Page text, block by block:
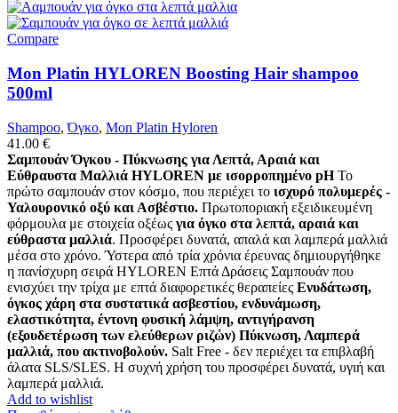
Compare
Mon Platin HYLOREN Boosting Hair shampoo
500ml
Shampoo,Όγκο, Mon Platin Hyloren
41.00 €
Σαμπουάν Όγκου - Πύκνωσης για Λεπτά, Αραιά και
Εύθραυστα Μαλλιά HYLOREN με ισορροπημένο pHΤο
πρώτο σαμπουάν στον κόσμο, που περιέχει το ισχυρό πολυμερές -
Υαλουρονικό οξύ και Ασβέστιο. Πρωτοποριακή εξειδικευμένη
φόρμουλα με στοιχεία οξέως για όγκο στα λεπτά, αραιά και
εύθραστα μαλλιά. Προσφέρει δυνατά, απαλά και λαμπερά μαλλιά
μέσα στο χρόνο. Ύστερα από τρία χρόνια έρευνας δημιουργήθηκε
η πανίσχυρη σειρά HYLOREN Επτά Δράσεις Σαμπουάν που
ενισχύει την τρίχα με επτά διαφορετικές θεραπείες Ενυδάτωση,
όγκος χάρη στα συστατικά ασβεστίου, ενδυνάμωση,
ελαστικότητα, έντονη φυσική λάμψη, αντιγήρανση
(εξουδετέρωση των ελεύθερων ριζών) Πύκνωση, Λαμπερά
μαλλιά, που ακτινοβολούν. Salt Free - δεν περιέχει τα επιβλαβή
άλατα SLS/SLES. Η συχνή χρήση του προσφέρει δυνατά, υγιή και
λαμπερά μαλλιά.
Add to wishlist